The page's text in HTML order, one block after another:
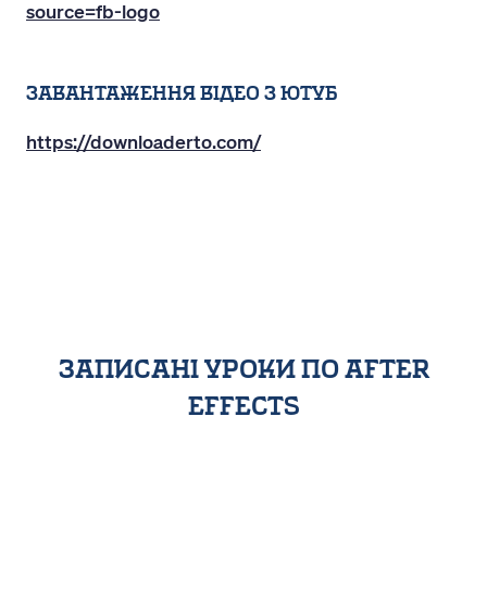
source=fb-logo
Завантаження відео з ютуб
https://downloaderto.com/
записані уроки по after
effects